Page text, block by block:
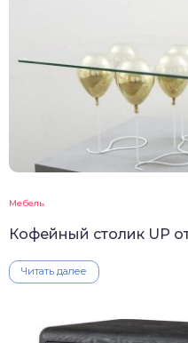
Мебель
Кофейный столик UP
Читать далее